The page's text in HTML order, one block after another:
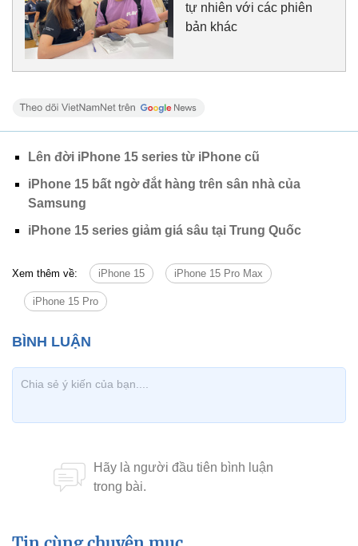
tự nhiên với các phiên
bản khác
Lên đời iPhone 15 series từ iPhone cũ
iPhone 15 bất ngờ đắt hàng trên sân nhà của
Samsung
iPhone 15 series giảm giá sâu tại Trung Quốc
Xem thêm về: iPhone 15 iPhone 15 Pro Max
iPhone 15 Pro